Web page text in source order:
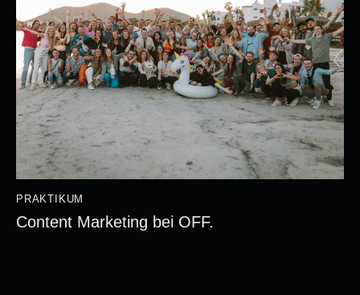
PRAKTIKUM
Content Marketing bei OFF.